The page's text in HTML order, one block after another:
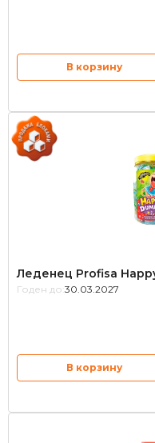
В корзину
Леденец Profisa
Годен до: 30.03.2027
В корзину